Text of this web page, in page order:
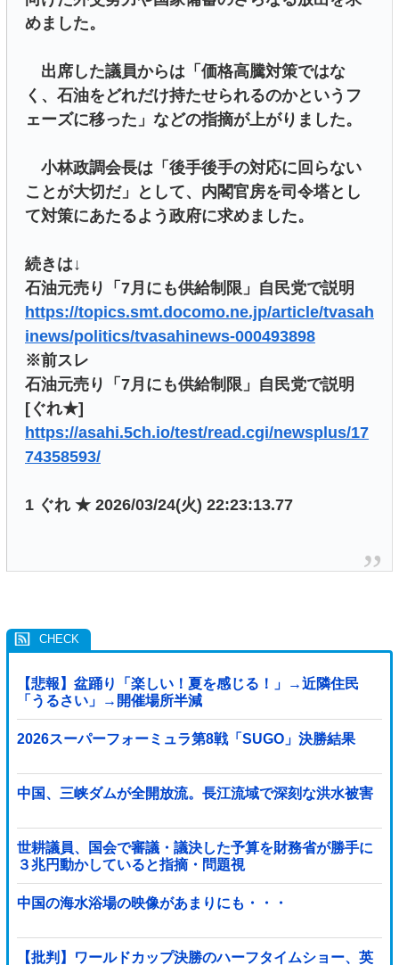
めました。
出席した議員からは「価格高騰対策ではな
く、石油をどれだけ持たせられるのかというフ
ェーズに移った」などの指摘が上がりました。
小林政調会長は「後手後手の対応に回らない
ことが大切だ」として、内閣官房を司令塔とし
て対策にあたるよう政府に求めました。
続きは↓
石油元売り「7月にも供給制限」自民党で説明
https://topics.smt.docomo.ne.jp/article/tvasah
inews/politics/tvasahinews-000493898
※前スレ
石油元売り「7月にも供給制限」自民党で説明
[ぐれ★]
https://asahi.5ch.io/test/read.cgi/newsplus/17
74358593/
1 ぐれ ★ 2026/03/24(火) 22:23:13.77
【悲報】盆踊り「楽しい！夏を感じる！」→近隣住民
「うるさい」→開催場所半減
2026スーパーフォーミュラ第8戦「SUGO」決勝結果
中国、三峡ダムが全開放流。長江流域で深刻な洪水被害
世耕議員、国会で審議・議決した予算を財務省が勝手に
３兆円動かしていると指摘・問題視
中国の海水浴場の映像があまりにも・・・
【批判】ワールドカップ決勝のハーフタイムショー、英